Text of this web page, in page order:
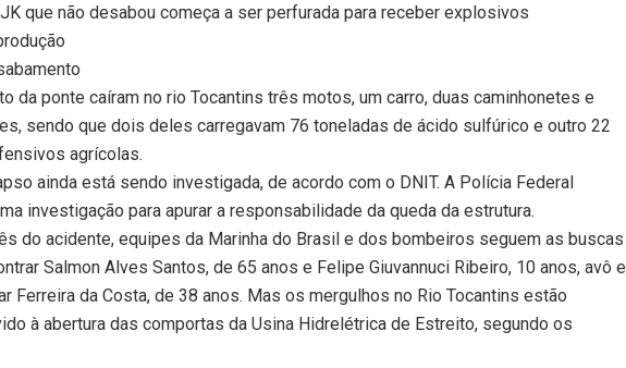
que não desabou começa a ser perfurada para receber explosivos
da ponte caíram no rio Tocantins três motos, um carro, duas caminhonetes e
sendo que dois deles carregavam 76 toneladas de ácido sulfúrico e outro 22
agrícolas.
ainda está sendo investigada, de acordo com o DNIT. A Polícia Federal
investigação para apurar a responsabilidade da queda da estrutura.
do acidente, equipes da Marinha do Brasil e dos bombeiros seguem as buscas
Salmon Alves Santos, de 65 anos e Felipe Giuvannuci Ribeiro, 10 anos, avô e
Ferreira da Costa, de 38 anos. Mas os mergulhos no Rio Tocantins estão
à abertura das comportas da Usina Hidrelétrica de Estreito, segundo os